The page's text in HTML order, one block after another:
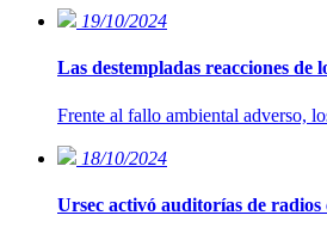
19/10/2024
Las destempladas reacciones de
Frente al fallo ambiental adverso,
18/10/2024
Ursec activó auditorías de